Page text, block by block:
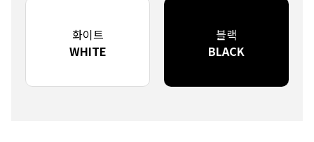
화이트
WHITE
블랙
BLACK